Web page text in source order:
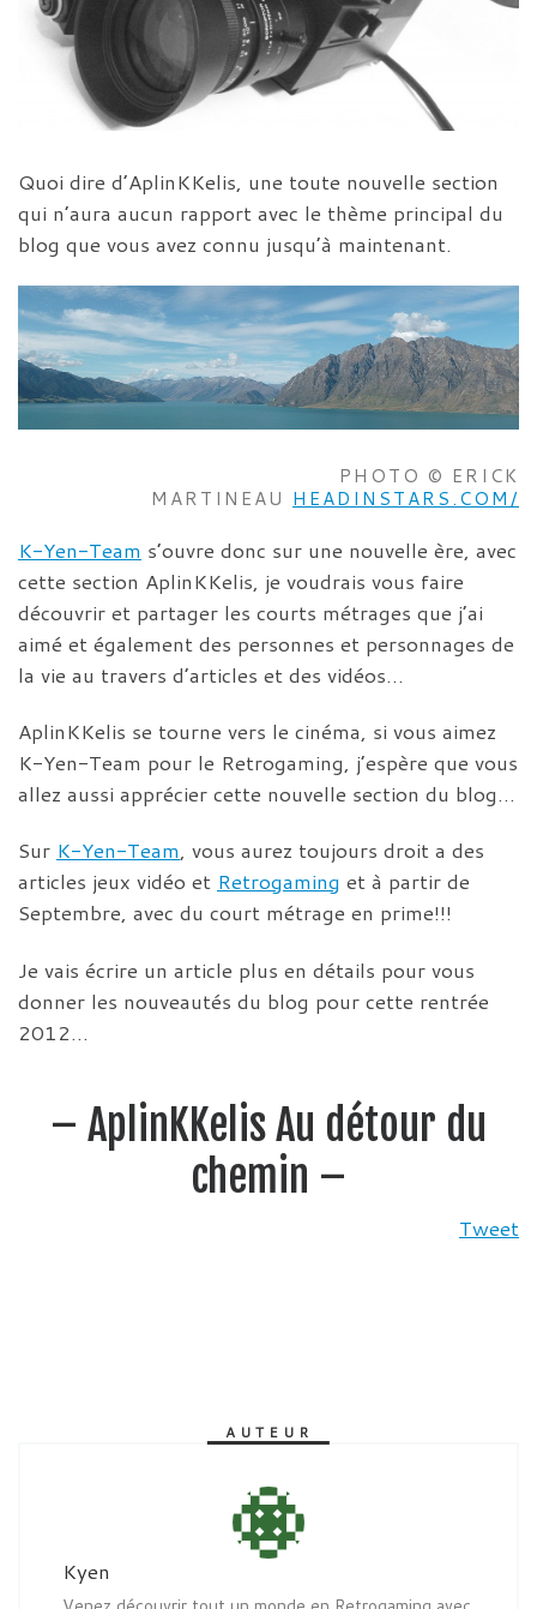
Quoi dire d’AplinKKelis, une toute nouvelle section
qui n’aura aucun rapport avec le thème principal du
blog que vous avez connu jusqu’à maintenant.
PHOTO © ERICK
MARTINEAU HEADINSTARS.COM/
K-Yen-Team s’ouvre donc sur une nouvelle ère, avec
cette section AplinKKelis, je voudrais vous faire
découvrir et partager les courts métrages que j’ai
aimé et également des personnes et personnages de
la vie au travers d’articles et des vidéos…
AplinKKelis se tourne vers le cinéma, si vous aimez
K-Yen-Team pour le Retrogaming, j’espère que vous
allez aussi apprécier cette nouvelle section du blog…
Sur K-Yen-Team, vous aurez toujours droit a des
articles jeux vidéo et Retrogaming et à partir de
Septembre, avec du court métrage en prime!!!
Je vais écrire un article plus en détails pour vous
donner les nouveautés du blog pour cette rentrée
2012…
– AplinKKelis Au détour du
chemin –
Tweet
AUTEUR
Kyen